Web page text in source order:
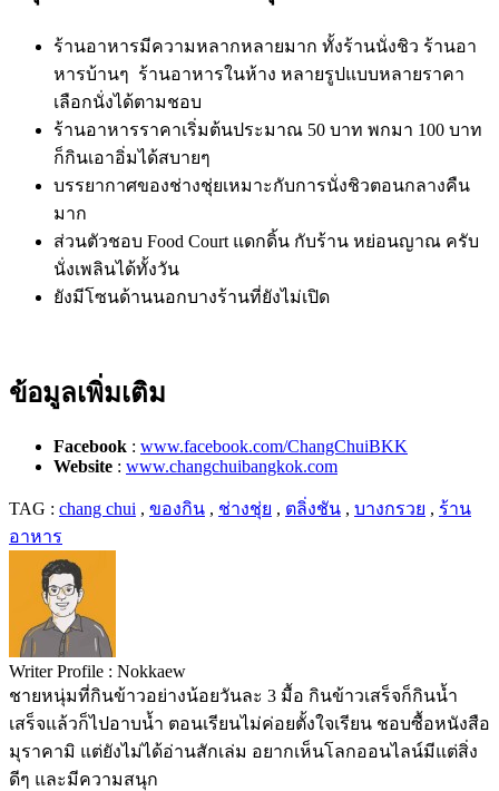
ร้านอาหารมีความหลากหลายมาก ทั้งร้านนั่งชิว ร้านอา
หารบ้านๆ ร้านอาหารในห้าง หลายรูปแบบหลายราคา
เลือกนั่งได้ตามชอบ
ร้านอาหารราคาเริ่มต้นประมาณ 50 บาท พกมา 100 บาท
ก็กินเอาอิ่มได้สบายๆ
บรรยากาศของช่างชุ่ยเหมาะกับการนั่งชิวตอนกลางคืน
มาก
ส่วนตัวชอบ Food Court แดกดิ้น กับร้าน หย่อนญาณ ครับ
นั่งเพลินได้ทั้งวัน
ยังมีโซนด้านนอกบางร้านที่ยังไม่เปิด
ข้อมูลเพิ่มเติม
Facebook : www.facebook.com/ChangChuiBKK
Website : www.changchuibangkok.com
TAG : chang chui , ของกิน , ช่างชุ่ย , ตลิ่งชัน , บางกรวย , ร้าน
อาหาร
Writer Profile : Nokkaew
ชายหนุ่มที่กินข้าวอย่างน้อยวันละ 3 มื้อ กินข้าวเสร็จก็กินน้ำ
เสร็จแล้วก็ไปอาบน้ำ ตอนเรียนไม่ค่อยตั้งใจเรียน ชอบซื้อหนังสือ
มุราคามิ แต่ยังไม่ได้อ่านสักเล่ม อยากเห็นโลกออนไลน์มีแต่สิ่ง
ดีๆ และมีความสนุก